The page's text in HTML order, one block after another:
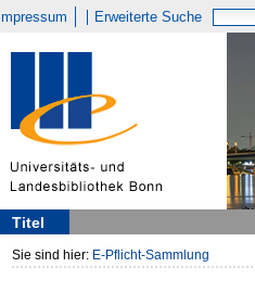
Impressum Erweiterte Suche
Titel
Sie sind hier: E-Pflicht-Sammlung